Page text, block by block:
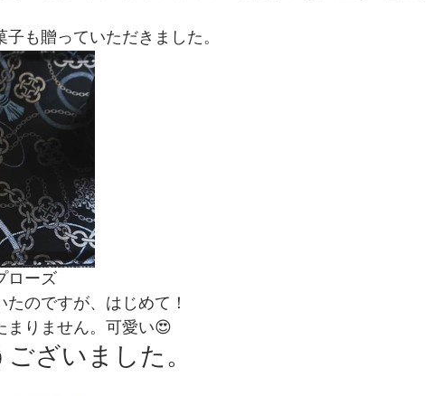
も贈っていただきました。
ローズ
のですが、はじめて！
まりません。可愛い😍
ざいました。